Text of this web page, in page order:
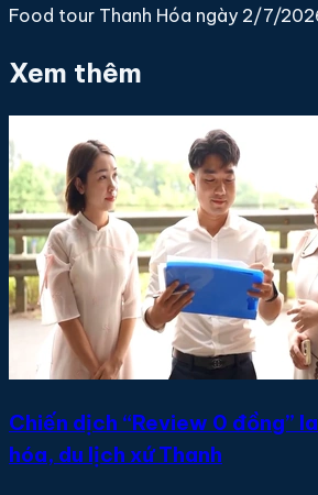
Food tour Thanh Hóa ngày 2/7/
Xem thêm
Chiến dịch “Review 0 đồng”
hóa, du lịch xứ Thanh